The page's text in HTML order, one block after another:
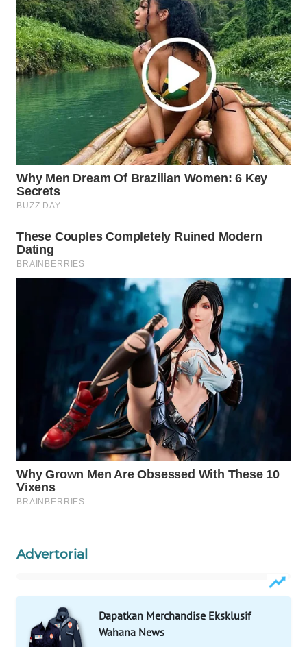
Advertorial
Dapatkan Merchandise Eksklusif
Wahana News
TV
WAHANANEWS
ID
WAHANANEWS
CO ID
WAHANANEWS
NET
WAHANA
SPORT
WAHANA
UMKM
WAHANA
OTOMOTIF
WAHANA
HEALTH
WAHANA
Network